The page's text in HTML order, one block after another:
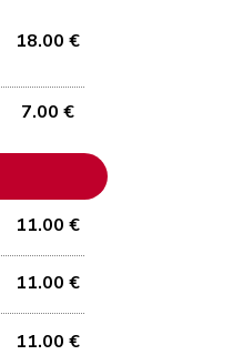
18.00 €
7.00 €
11.00 €
11.00 €
11.00 €